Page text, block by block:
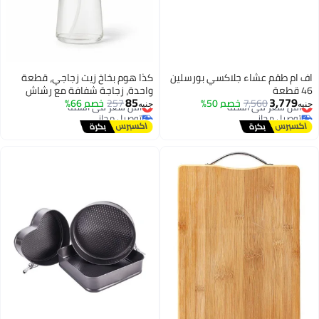
اف ام طقم عشاء جلاكسي بورسلين
46 قطعة
جنيه3,779
7,560خصم 50%
أقل سعر في السنة
توصيل مجاني
أقل سعر في السنة
كذا هوم بخاخ زيت زجاجي، قطعة
واحدة، زجاجة شفافة مع رشاش
بلاستيك أبيض برذاذ ناعم للطبخ
والسلطة والشوي واستخدام المطبخ
جنيه85
257خصم 66%
أقل سعر في السنة
توصيل مجاني
أقل سعر في السنة